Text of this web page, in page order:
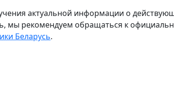
актуальной информации о
мы рекомендуем обращаться к
Беларусь.